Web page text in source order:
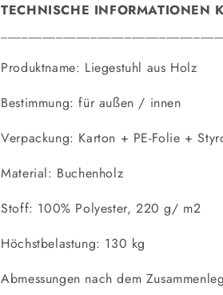
TECHNISCHE INFORMATIONEN
Produktname: Liegestuhl aus Holz
Bestimmung: für außen / innen
Verpackung: Karton + PE-Folie +
Material: Buchenholz
Stoff: 100% Polyester, 220 g/ m2
Höchstbelastung: 130 kg
Abmessungen nach dem